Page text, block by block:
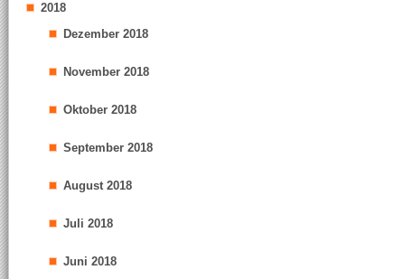
2018
Dezember 2018
November 2018
Oktober 2018
September 2018
August 2018
Juli 2018
Juni 2018